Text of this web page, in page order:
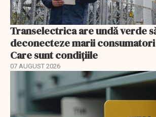
Transelectrica are undă verde
deconecteze marii
Care sunt condițiile
07 AUGUST 2026